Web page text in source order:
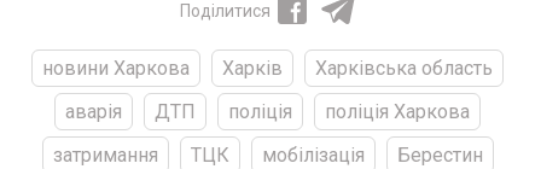
Поділитися
новини Харкова Харків
Харківська область
аварія
ДТП поліція
поліція Харкова
затримання
ТЦК мобілізація
Берестин